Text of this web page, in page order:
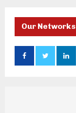
Our Networks